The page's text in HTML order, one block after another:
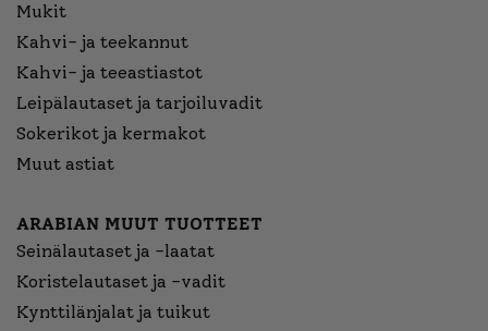
Mukit
Kahvi- ja teekannut
Kahvi- ja teeastiastot
Leipälautaset ja tarjoiluvadit
Sokerikot ja kermakot
Muut astiat
ARABIAN MUUT TUOTTEET
Seinälautaset ja -laatat
Koristelautaset ja -vadit
Kynttilänjalat ja tuikut